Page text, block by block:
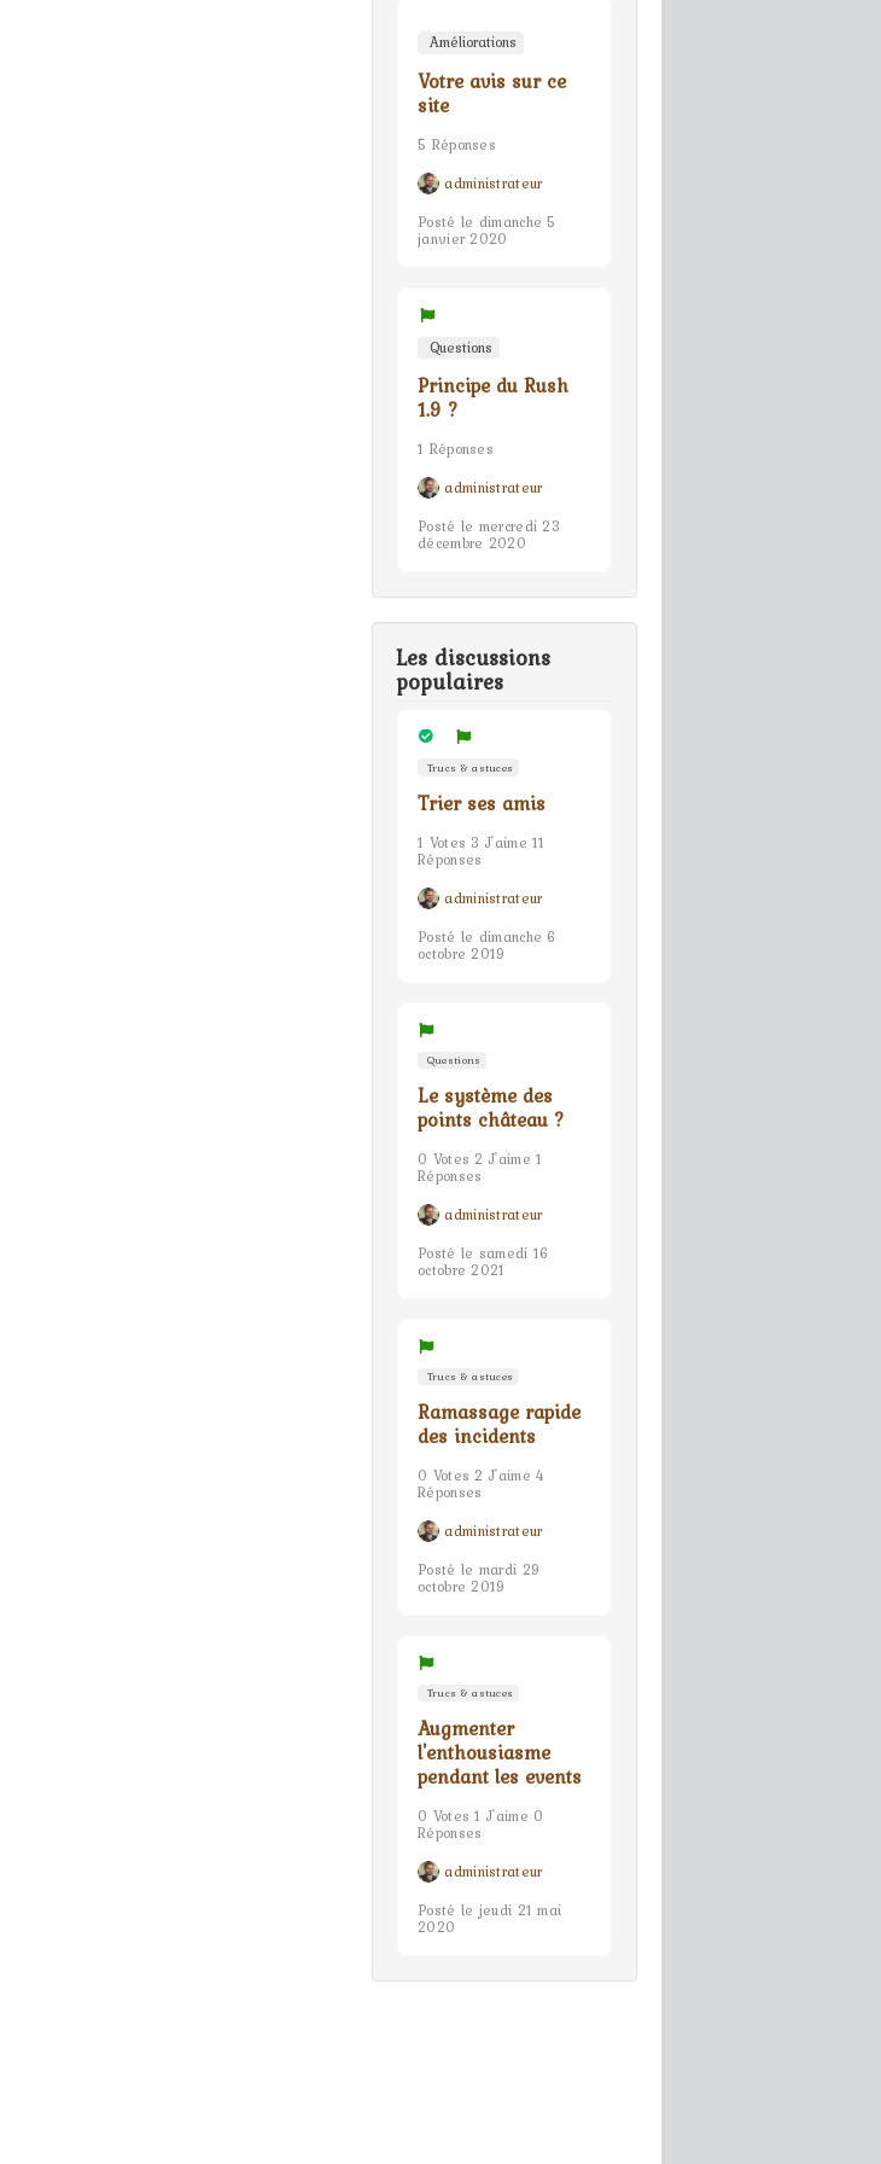
Améliorations
Votre avis sur ce
site
5 Réponses
administrateur
Posté le dimanche 5
janvier 2020
Questions
Principe du Rush
1.9 ?
1 Réponses
administrateur
Posté le mercredi 23
décembre 2020
Les discussions
populaires
Trucs & astuces
Trier ses amis
1 Votes 3 J'aime 11
Réponses
administrateur
Posté le dimanche 6
octobre 2019
Questions
Le système des
points château ?
0 Votes 2 J'aime 1
Réponses
administrateur
Posté le samedi 16
octobre 2021
Trucs & astuces
Ramassage rapide
des incidents
0 Votes 2 J'aime 4
Réponses
administrateur
Posté le mardi 29
octobre 2019
Trucs & astuces
Augmenter
l'enthousiasme
pendant les events
0 Votes 1 J'aime 0
Réponses
administrateur
Posté le jeudi 21 mai
2020